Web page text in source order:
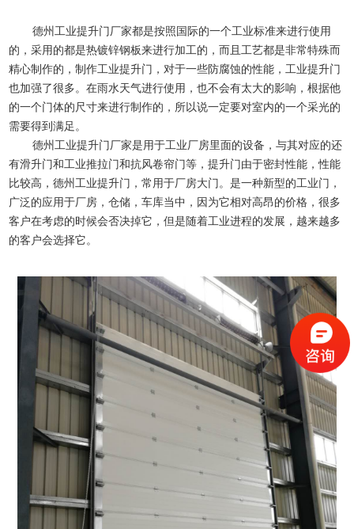
德州工业提升门厂家都是按照国际的一个工业标准来进行使用
的，采用的都是热镀锌钢板来进行加工的，而且工艺都是非常特殊而
精心制作的，制作工业提升门，对于一些防腐蚀的性能，工业提升门
也加强了很多。在雨水天气进行使用，也不会有太大的影响，根据他
的一个门体的尺寸来进行制作的，所以说一定要对室内的一个采光的
需要得到满足。
德州工业提升门厂家是用于工业厂房里面的设备，与其对应的还
有滑升门和工业推拉门和抗风卷帘门等，提升门由于密封性能，性能
比较高，德州工业提升门，常用于厂房大门。是一种新型的工业门，
广泛的应用于厂房，仓储，车库当中，因为它相对高昂的价格，很多
客户在考虑的时候会否决掉它，但是随着工业进程的发展，越来越多
的客户会选择它。